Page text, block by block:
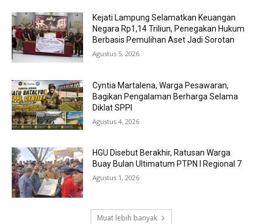
Kejati Lampung Selamatkan Keuangan
Negara Rp1,14 Triliun, Penegakan Hukum
Berbasis Pemulihan Aset Jadi Sorotan
Agustus 5, 2026
Cyntia Martalena, Warga Pesawaran,
Bagikan Pengalaman Berharga Selama
Diklat SPPI
Agustus 4, 2026
HGU Disebut Berakhir, Ratusan Warga
Buay Bulan Ultimatum PTPN I Regional 7
Agustus 1, 2026
Muat lebih banyak